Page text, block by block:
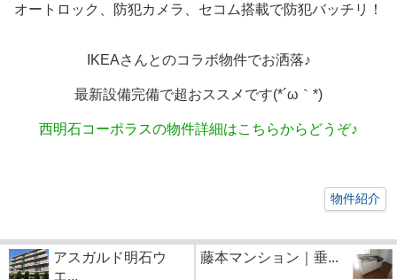
オートロック、防犯カメラ、セコム搭載で防犯バッチリ！
IKEAさんとのコラボ物件でお洒落♪
最新設備完備で超おススメです(*´ω｀*)
西明石コーポラスの物件詳細はこちらからどうぞ♪
物件紹介
アスガルド明石ウ
エ...
藤本マンション｜垂...